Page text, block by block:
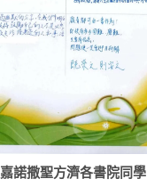
嘉諾撒聖方濟各書院同學